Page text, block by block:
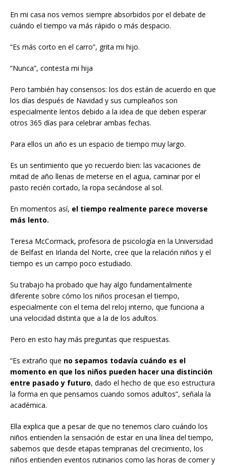
En mi casa nos vemos siempre absorbidos por el debate de
cuándo el tiempo va más rápido o más despacio.
“Es más corto en el carro”, grita mi hijo.
“Nunca”, contesta mi hija
Pero también hay consensos: los dos están de acuerdo en que
los días después de Navidad y sus cumpleaños son
especialmente lentos debido a la idea de que deben esperar
otros 365 días para celebrar ambas fechas.
Para ellos un año es un espacio de tiempo muy largo.
Es un sentimiento que yo recuerdo bien: las vacaciones de
mitad de año llenas de meterse en el agua, caminar por el
pasto recién cortado, la ropa secándose al sol.
En momentos así, el tiempo realmente parece moverse
más lento.
Teresa McCormack, profesora de psicología en la Universidad
de Belfast en Irlanda del Norte, cree que la relación niños y el
tiempo es un campo poco estudiado.
Su trabajo ha probado que hay algo fundamentalmente
diferente sobre cómo los niños procesan el tiempo,
especialmente con el tema del reloj interno, que funciona a
una velocidad distinta que a la de los adultos.
Pero en esto hay más preguntas que respuestas.
“Es extraño que no sepamos todavía cuándo es el
momento en que los niños pueden hacer una distinción
entre pasado y futuro, dado el hecho de que eso estructura
la forma en que pensamos cuando somos adultos”, señala la
académica.
Ella explica que a pesar de que no tenemos claro cuándo los
niños entienden la sensación de estar en una línea del tiempo,
sabemos que desde etapas tempranas del crecimiento, los
niños entienden eventos rutinarios como las horas de comer y